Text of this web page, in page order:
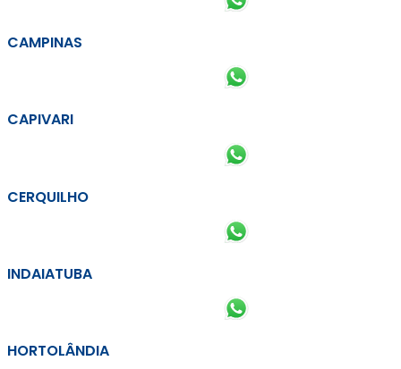
CAMPINAS
CAPIVARI
CERQUILHO
INDAIATUBA
HORTOLÂNDIA